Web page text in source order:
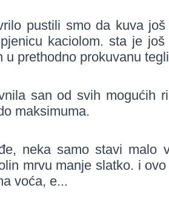
pustili smo da kuva
kaciolom. sta je
u prethodno prokuvanu
san od svih mogućih
maksimuma.
neka samo stavi malo
mrvu manje slatko. i
voća, e...